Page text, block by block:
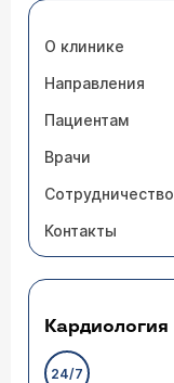
О клинике
Направления
Пациентам
Врачи
Сотрудничество
Контакты
Кардиология
24/7